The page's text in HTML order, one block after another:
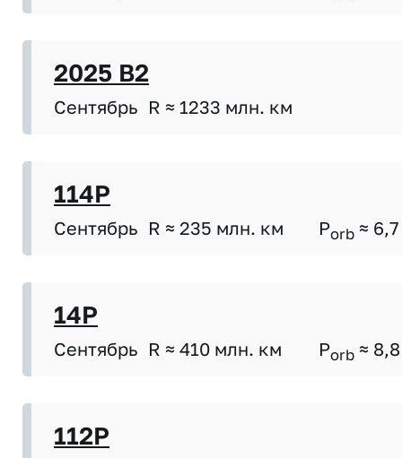
2025 B2
Сентябрь R ≈ 1233 млн. км
114P
Сентябрь R ≈ 235 млн. км Porb ≈ 6,7
14P
Сентябрь R ≈ 410 млн. км Porb ≈ 8,8
112P